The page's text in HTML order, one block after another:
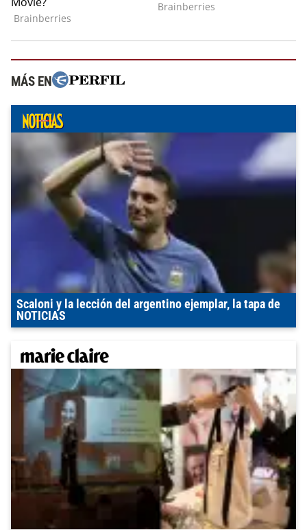
MÁS EN
Scaloni y la lección del argentino ejemplar, la tapa de
NOTICIAS